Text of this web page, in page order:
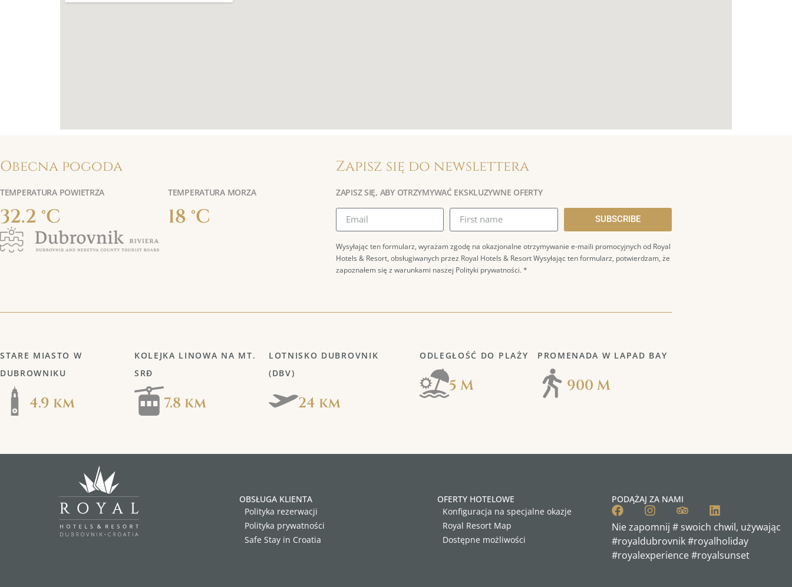
Obecna pogoda
TEMPERATURA POWIETRZA
32.2 °C
TEMPERATURA MORZA
18 °C
Zapisz się do newslettera
ZAPISZ SIĘ, ABY OTRZYMYWAĆ EKSKLUZYWNE OFERTY
SUBSCRIBE
Wysyłając ten formularz, wyrażam zgodę na okazjonalne otrzymywanie e-maili promocyjnych od Royal
Hotels & Resort, obsługiwanych przez Royal Hotels & ResortWysyłając ten formularz, potwierdzam, że
zapoznałem się z warunkami naszej Polityki prywatności. *
STARE MIASTO W
DUBROWNIKU
4.9 km
KOLEJKA LINOWA NA MT.
SRĐ
7.8 km
LOTNISKO DUBROVNIK
(DBV)
24 km
ODLEGŁOŚĆ DO PLAŻY
5 M
PROMENADA W LAPAD BAY
900 M
OBSŁUGA KLIENTA
Polityka rezerwacji
Polityka prywatności
Safe Stay in Croatia
OFERTY HOTELOWE
Konfiguracja na specjalne okazje
Royal Resort Map
Dostępne możliwości
PODĄŻAJ ZA NAMI
Nie zapomnij # swoich chwil, używając
#royaldubrovnik #royalholiday
#royalexperience #royalsunset